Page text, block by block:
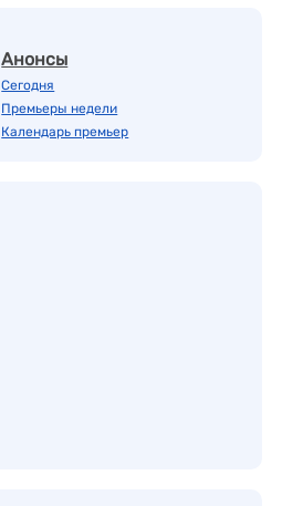
Анонсы
Сегодня
Премьеры недели
Календарь премьер